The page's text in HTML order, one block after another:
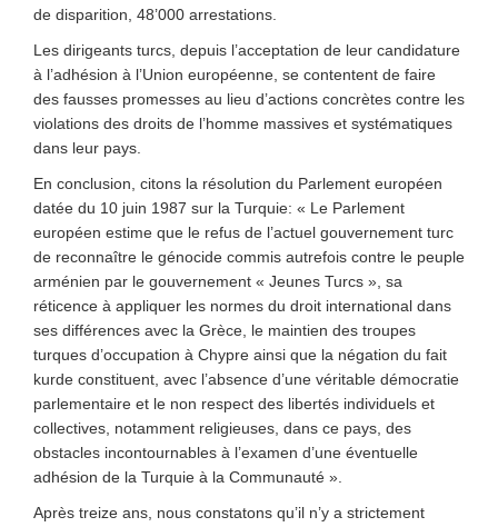
de disparition, 48’000 arrestations.
Les dirigeants turcs, depuis l’acceptation de leur candidature
à l’adhésion à l’Union européenne, se contentent de faire
des fausses promesses au lieu d’actions concrètes contre les
violations des droits de l’homme massives et systématiques
dans leur pays.
En conclusion, citons la résolution du Parlement européen
datée du 10 juin 1987 sur la Turquie: « Le Parlement
européen estime que le refus de l’actuel gouvernement turc
de reconnaître le génocide commis autrefois contre le peuple
arménien par le gouvernement « Jeunes Turcs », sa
réticence à appliquer les normes du droit international dans
ses différences avec la Grèce, le maintien des troupes
turques d’occupation à Chypre ainsi que la négation du fait
kurde constituent, avec l’absence d’une véritable démocratie
parlementaire et le non respect des libertés individuels et
collectives, notamment religieuses, dans ce pays, des
obstacles incontournables à l’examen d’une éventuelle
adhésion de la Turquie à la Communauté ».
Après treize ans, nous constatons qu’il n’y a strictement